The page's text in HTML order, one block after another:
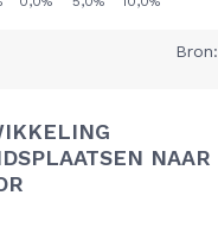
Bron:
NAAR